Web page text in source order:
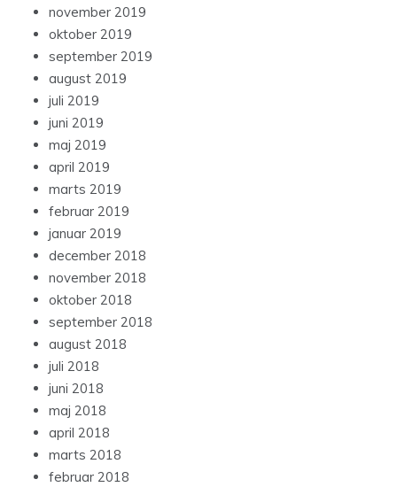
november 2019
oktober 2019
september 2019
august 2019
juli 2019
juni 2019
maj 2019
april 2019
marts 2019
februar 2019
januar 2019
december 2018
november 2018
oktober 2018
september 2018
august 2018
juli 2018
juni 2018
maj 2018
april 2018
marts 2018
februar 2018